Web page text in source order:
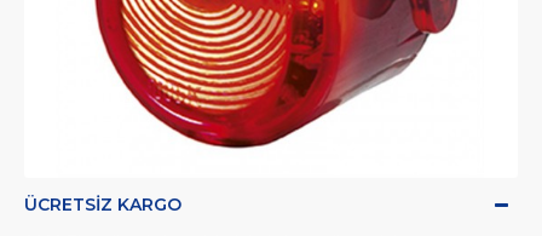
ÜCRETSIZ KARGO